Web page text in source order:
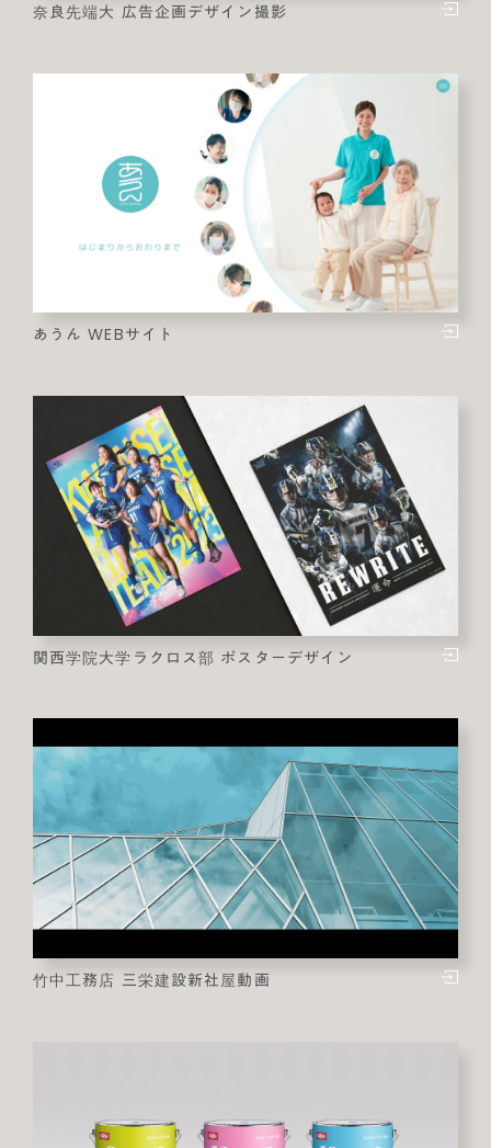
奈良先端大 広告企画デザイン撮影
あうん WEBサイト
関西学院大学ラクロス部 ポスターデザイン
竹中工務店 三栄建設新社屋動画